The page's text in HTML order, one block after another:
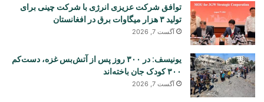
توافق شرکت عزیزی انرژی با شرکت چینی برای
تولید ۳ هزار میگاوات برق در افغانستان
آگست 7, 2026
یونیسف: در ۳۰۰ روز پس از آتش‌بس غزه، دست‌کم
۳۰۰ کودک جان باخته‌اند
آگست 7, 2026